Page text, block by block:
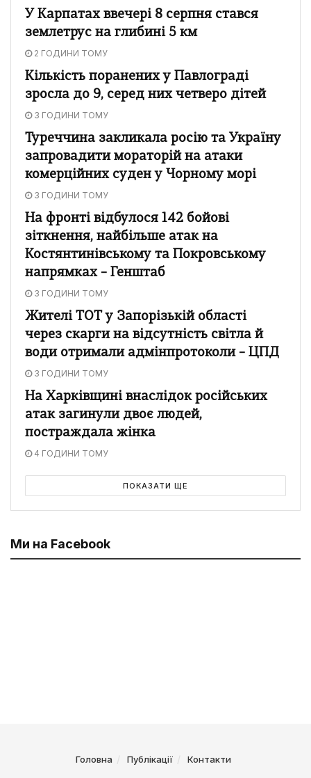
У Карпатах ввечері 8 серпня стався
землетрус на глибині 5 км
2 ГОДИНИ ТОМУ
Кількість поранених у Павлограді
зросла до 9, серед них четверо дітей
3 ГОДИНИ ТОМУ
Туреччина закликала росію та Україну
запровадити мораторій на атаки
комерційних суден у Чорному морі
3 ГОДИНИ ТОМУ
На фронті відбулося 142 бойові
зіткнення, найбільше атак на
Костянтинівському та Покровському
напрямках – Генштаб
3 ГОДИНИ ТОМУ
Жителі ТОТ у Запорізькій області
через скарги на відсутність світла й
води отримали адмінпротоколи – ЦПД
3 ГОДИНИ ТОМУ
На Харківщині внаслідок російських
атак загинули двоє людей,
постраждала жінка
4 ГОДИНИ ТОМУ
ПОКАЗАТИ ЩЕ
Ми на Facebook
Головна Публікації Контакти